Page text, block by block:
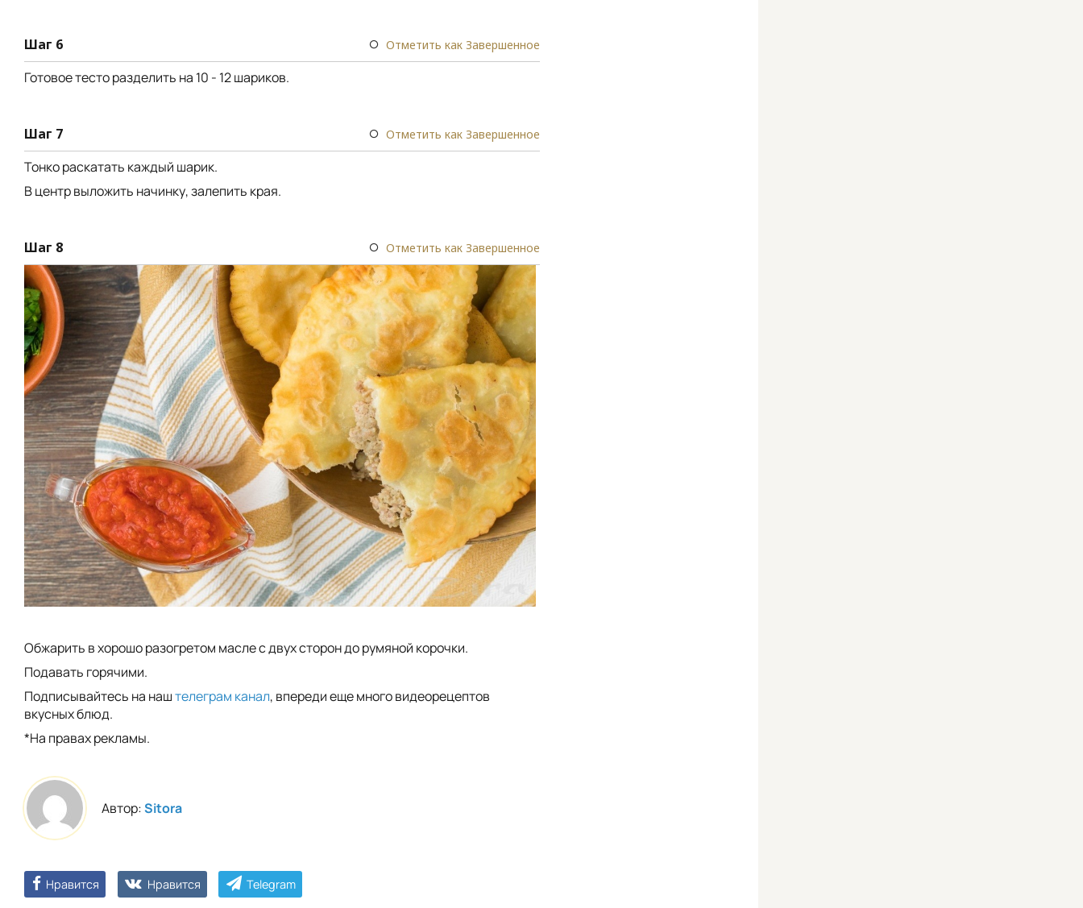
Шаг 6 Отметить как Завершенное
Готовое тесто разделить на 10 - 12 шариков.
Шаг 7 Отметить как Завершенное
Тонко раскатать каждый шарик.
В центр выложить начинку, залепить края.
Шаг 8 Отметить как Завершенное
Обжарить в хорошо разогретом масле с двух сторон до румяной корочки.
Подавать горячими.
Подписывайтесь на наштелеграм канал, впереди еще много видеорецептов
вкусных блюд.
*На правах рекламы.
Автор:Sitora
Нравится Нравится Telegram